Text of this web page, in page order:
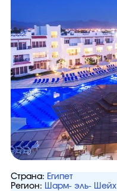
Страна: Египет
Регион: Шарм- эль- Шейх